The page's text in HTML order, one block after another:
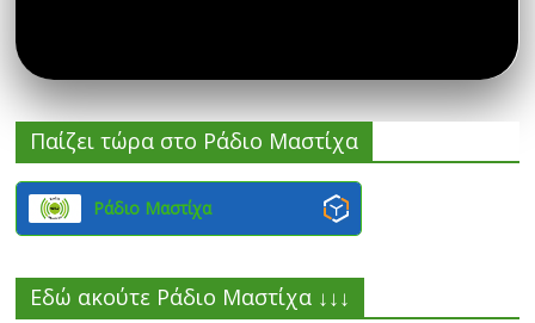
Παίζει τώρα στο Ράδιο Μαστίχα
Ράδιο Μαστίχα
Εδώ ακούτε Ράδιο Μαστίχα ↓↓↓